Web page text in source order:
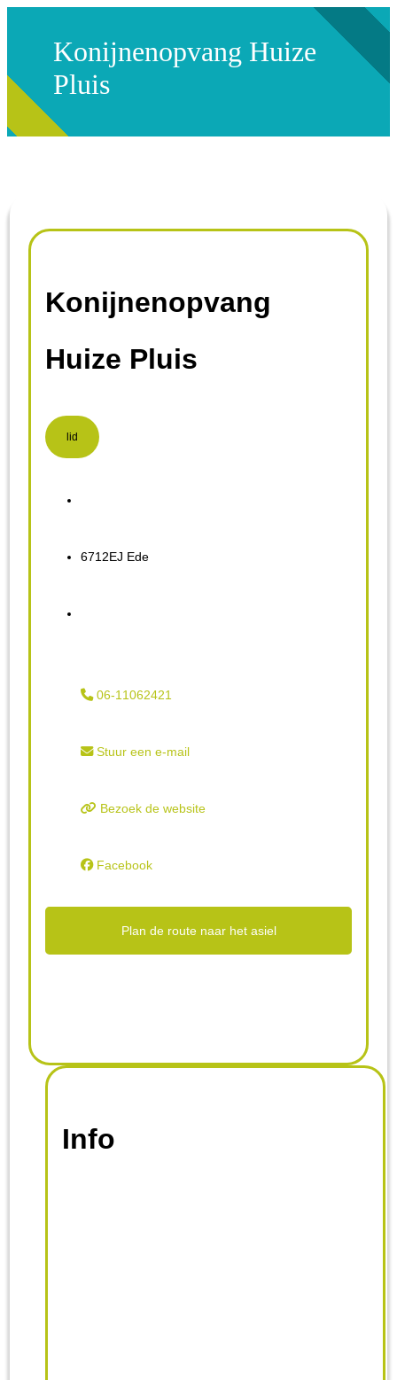
Konijnenopvang Huize
Pluis
Konijnenopvang
Huize Pluis
lid
6712EJ Ede
06-11062421
Stuur een e-mail
Bezoek de website
Facebook
Plan de route naar het asiel
Info